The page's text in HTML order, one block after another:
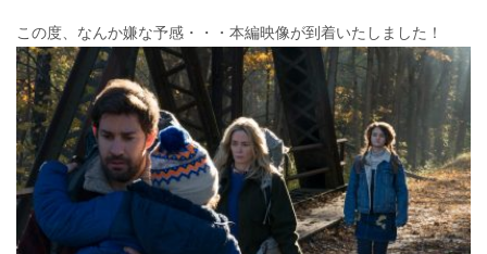
この度、なんか嫌な予感・・・本編映像が到着いたしました！